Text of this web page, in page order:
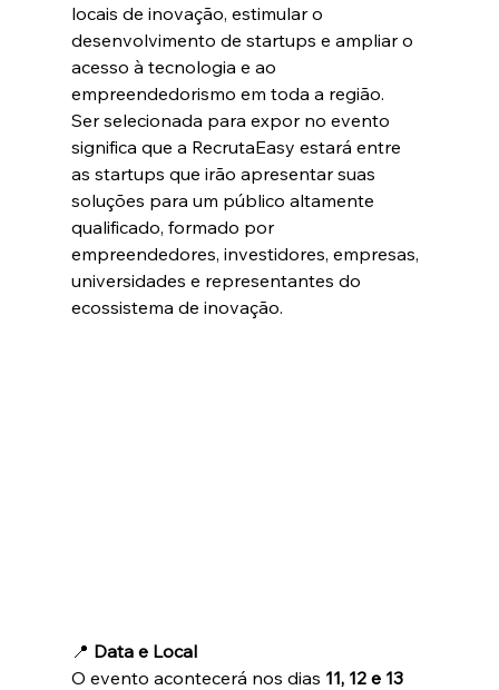
locais de inovação, estimular o
desenvolvimento de startups e ampliar o
acesso à tecnologia e ao
empreendedorismo em toda a região.
Ser selecionada para expor no evento
significa que a RecrutaEasy estará entre
as startups que irão apresentar suas
soluções para um público altamente
qualificado, formado por
empreendedores, investidores, empresas,
universidades e representantes do
ecossistema de inovação.
📍 Data e Local
O evento acontecerá nos dias 11, 12 e 13